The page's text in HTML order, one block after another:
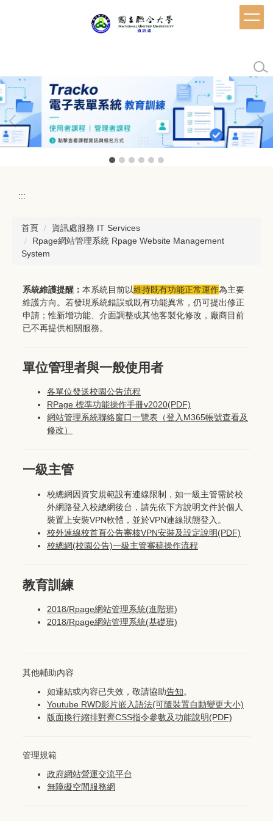
區
:::
首頁
資訊處服務 IT Services
Rpage網站管理系統 Rpage Website Management
System
系統維護提醒： 本系統目前以維持既有功能正常運作為主要
維護方向。若發現系統錯誤或既有功能異常，仍可提出修正
申請；惟新增功能、介面調整或其他客製化修改，廠商目前
已不再提供相關服務。
單位管理者與一般使用者
各單位發送校園公告流程
RPage 標準功能操作手冊v2020(PDF)
網站管理系統聯絡窗口一覽表（登入M365帳號查看及
修改）
一級主管
校總網因資安規範設有連線限制，如一級主管需於校
外網路登入校總網後台，請先依下方說明文件於個人
裝置上安裝VPN軟體，並於VPN連線狀態登入。
校外連線校首頁公告審核VPN安裝及設定說明(PDF)
校總網(校園公告)一級主管審稿操作流程
教育訓練
2018/Rpage網站管理系統(進階班)
2018/Rpage網站管理系統(基礎班)
其他輔助內容
如連結或內容已失效，敬請協助告知。
Youtube RWD影片嵌入語法(可隨裝置自動變更大小)
版面換行縮排對齊CSS指令參數及功能說明(PDF)
管理規範
政府網站營運交流平台
無障礙空間服務網